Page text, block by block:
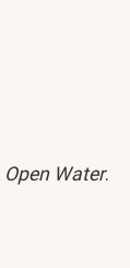
Open Water.